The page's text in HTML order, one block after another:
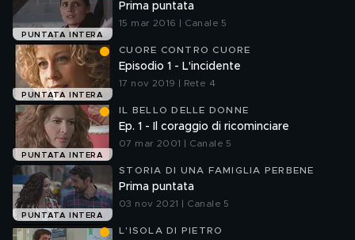
PUNTATA INTERA
Prima puntata
15 mar 2016 | Canale 5
PUNTATA INTERA
CUORE CONTRO CUORE
Episodio 1 - L'incidente
17 nov 2019 | Rete 4
PUNTATA INTERA
IL BELLO DELLE DONNE
Ep. 1 - Il coraggio di ricominciare
07 mar 2001 | Canale 5
PUNTATA INTERA
STORIA DI UNA FAMIGLIA PERBENE
Prima puntata
03 nov 2021 | Canale 5
L'ISOLA DI PIETRO